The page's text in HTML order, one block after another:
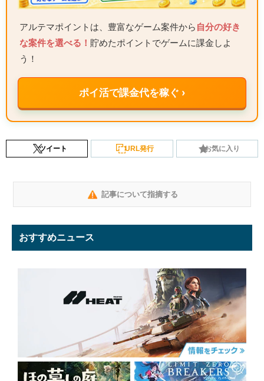
アルテマポイントは、豊富なゲーム案件から 自分の好き
な案件を選べる！ 貯めたポイントでゲームに課金しよ
う！
ポイ活で課金代を稼ぐ ›
ツイート URL発行 お気に入り
記事について指摘する
おすすめニュース